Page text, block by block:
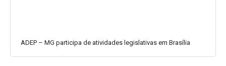
ADEP – MG participa de atividades legislativas em Brasília